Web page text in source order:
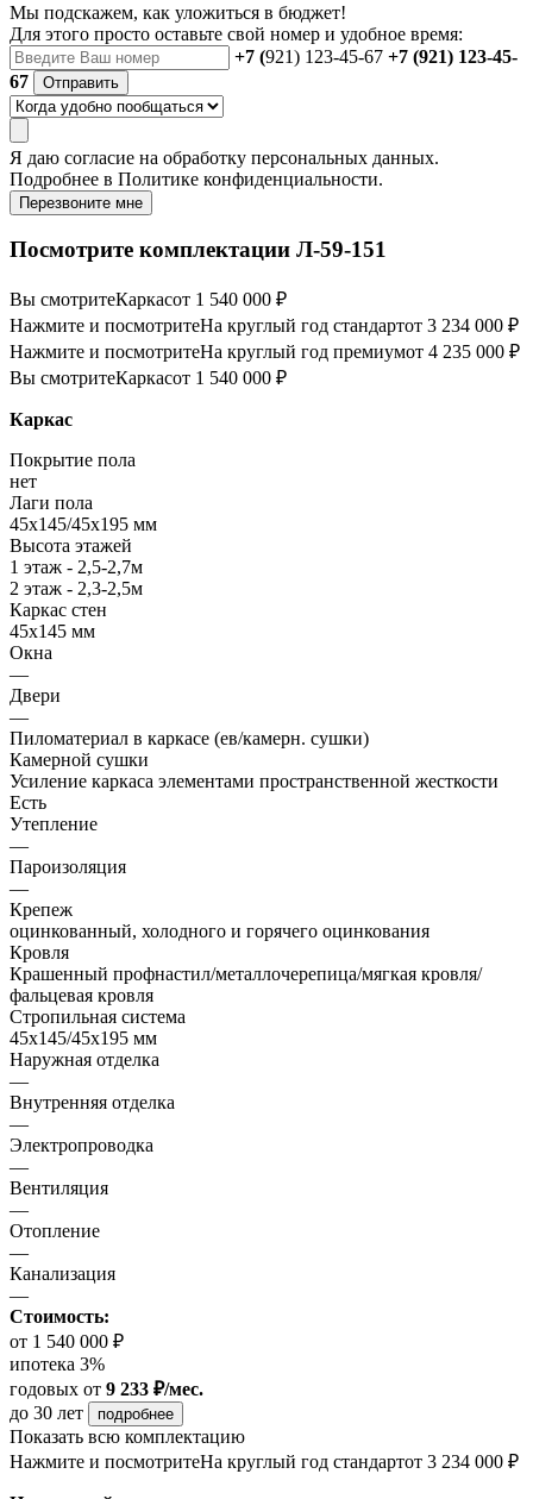
Мы подскажем, как уложиться в бюджет!
Для этого просто оставьте свой номер и удобное время:
+7 (921) 123-45-67 +7 (921) 123-45-
67
Отправить
Я даю согласие на обработку персональных данных.
Подробнее в Политике конфиденциальности.
Перезвоните мне
Посмотрите комплектации Л-59-151
Вы смотритеКаркасот 1 540 000 ₽
Нажмите и посмотритеНа круглый год стандартот 3 234 000 ₽
Нажмите и посмотритеНа круглый год премиумот 4 235 000 ₽
Вы смотритеКаркасот 1 540 000 ₽
Каркас
Покрытие пола
нет
Лаги пола
45х145/45х195 мм
Высота этажей
1 этаж - 2,5-2,7м
2 этаж - 2,3-2,5м
Каркас стен
45х145 мм
Окна
—
Двери
—
Пиломатериал в каркасе (ев/камерн. сушки)
Камерной сушки
Усиление каркаса элементами пространственной жесткости
Есть
Утепление
—
Пароизоляция
—
Крепеж
оцинкованный, холодного и горячего оцинкования
Кровля
Крашенный профнастил/металлочерепица/мягкая кровля/
фальцевая кровля
Стропильная система
45х145/45х195 мм
Наружная отделка
—
Внутренняя отделка
—
Электропроводка
—
Вентиляция
—
Отопление
—
Канализация
—
Стоимость:
от 1 540 000 ₽
ипотека 3%
годовых от 9 233 ₽/мес.
до 30 лет
подробнее
Показать всю комплектацию
Нажмите и посмотритеНа круглый год стандартот 3 234 000 ₽